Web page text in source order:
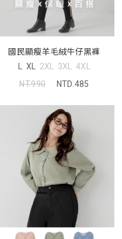
國民顯瘦羊毛絨牛仔黑褲
L XL 2XL 3XL 4XL
NT.990
NTD.485